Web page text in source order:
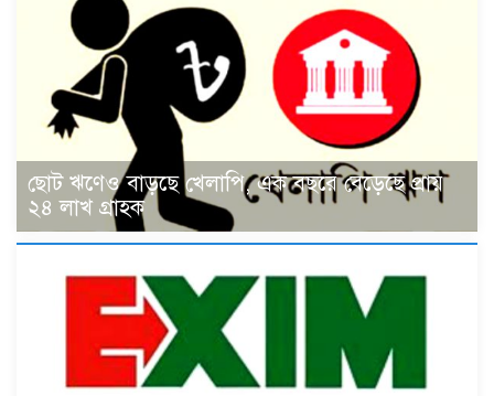
ছোট ঋণেও বাড়ছে খেলাপি, এক বছরে বেড়েছে প্রায়
২৪ লাখ গ্রাহক